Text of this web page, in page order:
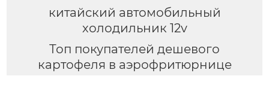
китайский автомобильный
холодильник 12v
Топ покупателей дешевого
картофеля в аэрофритюрнице